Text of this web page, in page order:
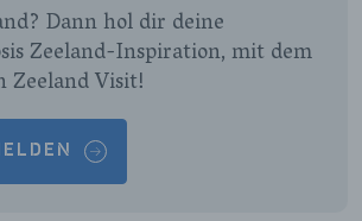
Dann hol dir deine
Zeeland-Inspiration, mit dem
Zeeland Visit!